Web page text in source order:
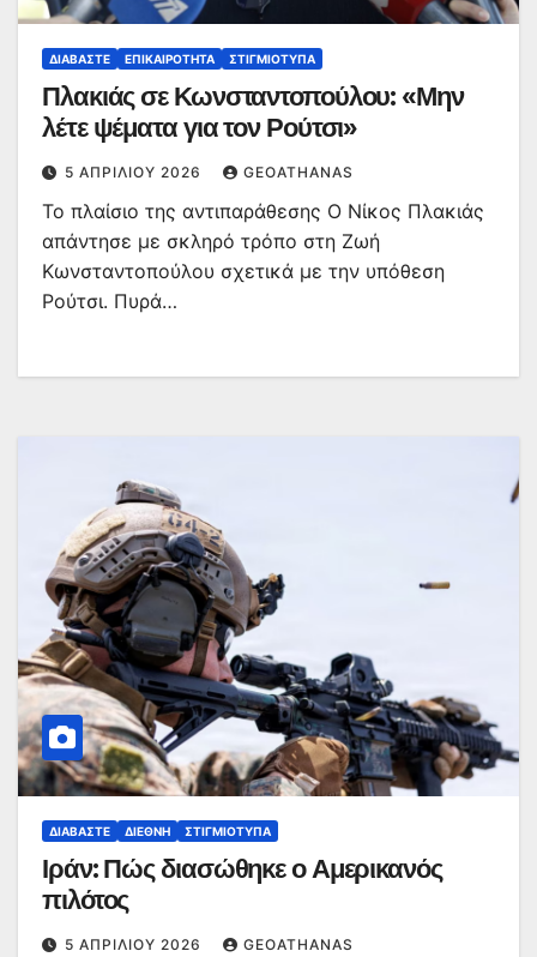
ΔΙΑΒΆΣΤΕ ΕΠΙΚΑΙΡΌΤΗΤΑ ΣΤΙΓΜΙΌΤΥΠΑ
Πλακιάς σε Κωνσταντοπούλου: «Μην
λέτε ψέματα για τον Ρούτσι»
5 ΑΠΡΙΛΊΟΥ 2026 GEOATHANAS
Το πλαίσιο της αντιπαράθεσης Ο Νίκος Πλακιάς
απάντησε με σκληρό τρόπο στη Ζωή
Κωνσταντοπούλου σχετικά με την υπόθεση
Ρούτσι. Πυρά…
ΔΙΑΒΆΣΤΕ ΔΙΕΘΝΉ ΣΤΙΓΜΙΌΤΥΠΑ
Ιράν: Πώς διασώθηκε ο Αμερικανός
πιλότος
5 ΑΠΡΙΛΊΟΥ 2026 GEOATHANAS